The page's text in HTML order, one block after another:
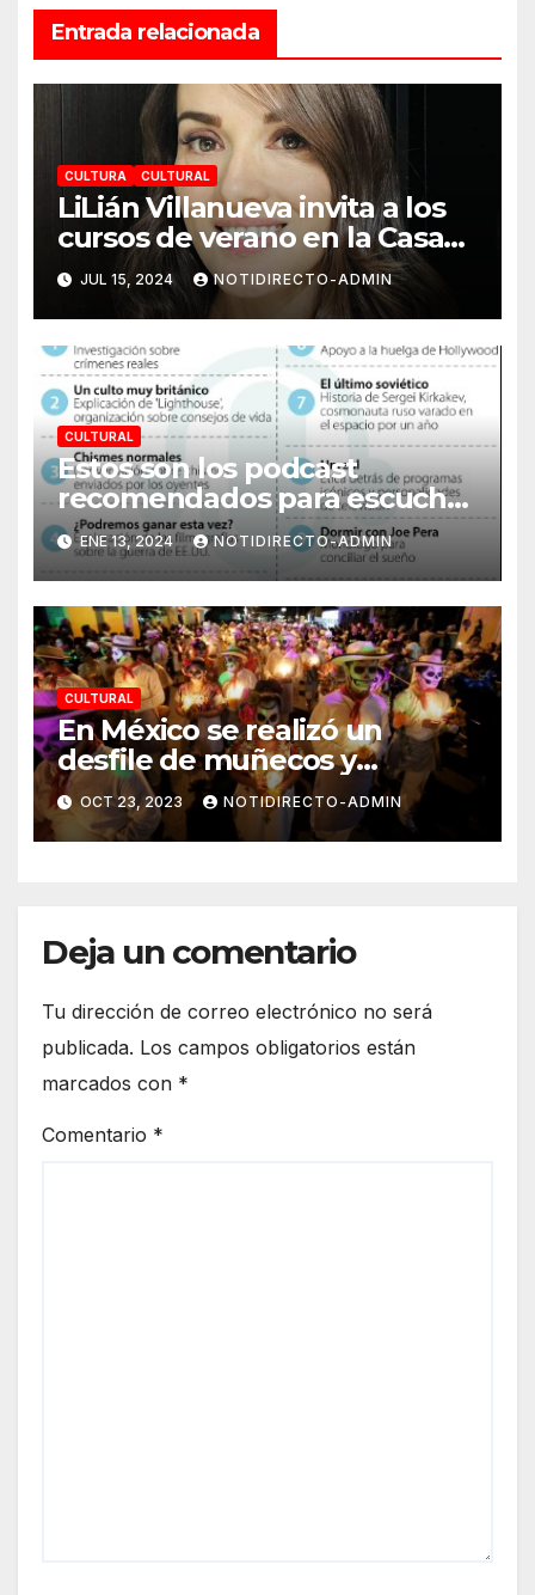
Entrada relacionada
CULTURA CULTURAL
LiLián Villanueva invita a los
cursos de verano en la Casa
de la Cultura de Cancún
JUL 15, 2024 NOTIDIRECTO-ADMIN
CULTURAL
Estos son los podcast
recomendados para escuchar
en este nuevo año por Time
Out
ENE 13, 2024 NOTIDIRECTO-ADMIN
CULTURAL
En México se realizó un
desfile de muñecos y
disfraces de esqueletos
previo al Día de los Muertos
OCT 23, 2023 NOTIDIRECTO-ADMIN
Deja un comentario
Tu dirección de correo electrónico no será
publicada. Los campos obligatorios están
marcados con *
Comentario *